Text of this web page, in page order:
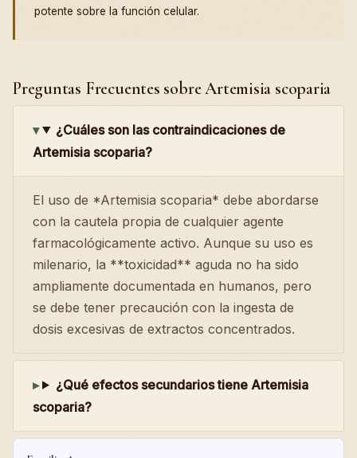
potente sobre la función celular.
Preguntas Frecuentes sobre Artemisia scoparia
¿Cuáles son las contraindicaciones de
Artemisia scoparia?
El uso de *Artemisia scoparia* debe abordarse
con la cautela propia de cualquier agente
farmacológicamente activo. Aunque su uso es
milenario, la **toxicidad** aguda no ha sido
ampliamente documentada en humanos, pero
se debe tener precaución con la ingesta de
dosis excesivas de extractos concentrados.
¿Qué efectos secundarios tiene Artemisia
scoparia?